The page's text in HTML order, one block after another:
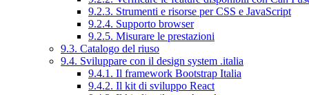
9.2.3. Strumenti e risorse per CSS e JavaScript
9.2.4. Supporto browser
9.2.5. Misurare le prestazioni
9.3. Catalogo del riuso
9.4. Sviluppare con il design system .italia
9.4.1. Il framework Bootstrap Italia
9.4.2. Il kit di sviluppo React